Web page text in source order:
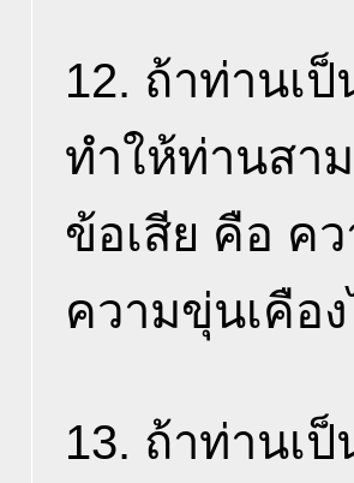
12. ถ้าท่านเ
ทำให้ท่านสา
ข้อเสีย คือ ค
ความขุ่นเคือ
13. ถ้าท่านเ